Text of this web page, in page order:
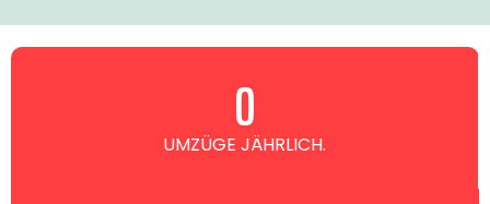
UMZÜGE JÄHRLICH.
0